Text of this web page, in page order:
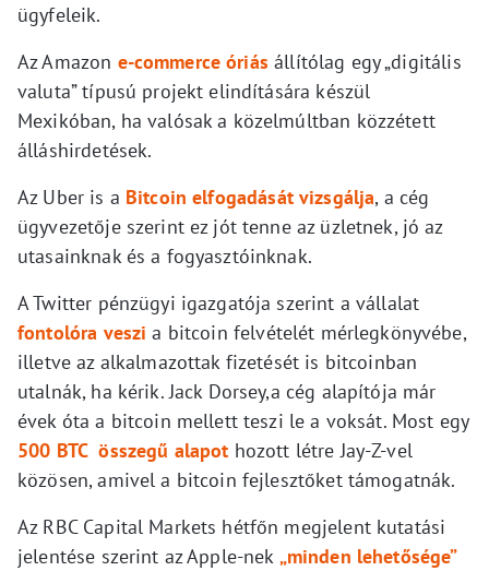
ügyfeleik.
Az Amazon e-commerce óriás állítólag egy „digitális
valuta” típusú projekt elindítására készül
Mexikóban, ha valósak a közelmúltban közzétett
álláshirdetések.
Az Uber is a Bitcoin elfogadását vizsgálja, a cég
ügyvezetője szerint ez jót tenne az üzletnek, jó az
utasainknak és a fogyasztóinknak.
A Twitter pénzügyi igazgatója szerint a vállalat
fontolóra veszi a bitcoin felvételét mérlegkönyvébe,
illetve az alkalmazottak fizetését is bitcoinban
utalnák, ha kérik. Jack Dorsey,a cég alapítója már
évek óta a bitcoin mellett teszi le a voksát. Most egy
500 BTC összegű alapot hozott létre Jay-Z-vel
közösen, amivel a bitcoin fejlesztőket támogatnák.
Az RBC Capital Markets hétfőn megjelent kutatási
jelentése szerint az Apple-nek „minden lehetősége”